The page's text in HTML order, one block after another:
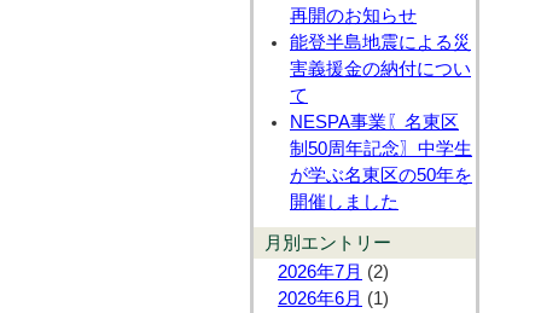
再開のお知らせ
能登半島地震による災
害義援金の納付につい
て
NESPA事業〖名東区
制50周年記念〗中学生
が学ぶ名東区の50年を
開催しました
月別エントリー
2026年7月 (2)
2026年6月 (1)